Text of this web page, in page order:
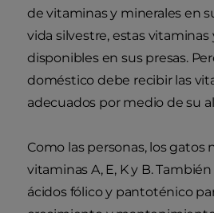
de vitaminas y minerales en
vida silvestre, estas vitaminas
disponibles en sus presas.
doméstico debe recibir las
adecuados por medio de su
Como las personas, los gatos
vitaminas A, E, K y B.
ácidos fólico y pantoténico